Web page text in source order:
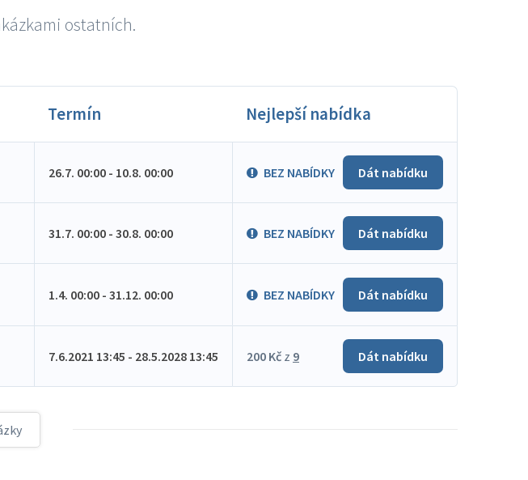
ostatních.
Termín Nejlepší nabídka
26.7. 00:00 - 10.8. 00:00 BEZ NABÍDKY Dát nabídku
31.7. 00:00 - 30.8. 00:00 BEZ NABÍDKY Dát nabídku
1.4. 00:00 - 31.12. 00:00 BEZ NABÍDKY Dát nabídku
7.6.2021 13:45 - 28.5.2028 13:45 200 Kč z 9 Dát nabídku